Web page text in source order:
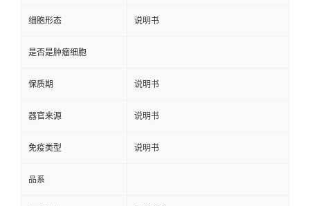
细胞形态 说明书
是否是肿瘤细胞
保质期 说明书
器官来源 说明书
免疫类型 说明书
品系